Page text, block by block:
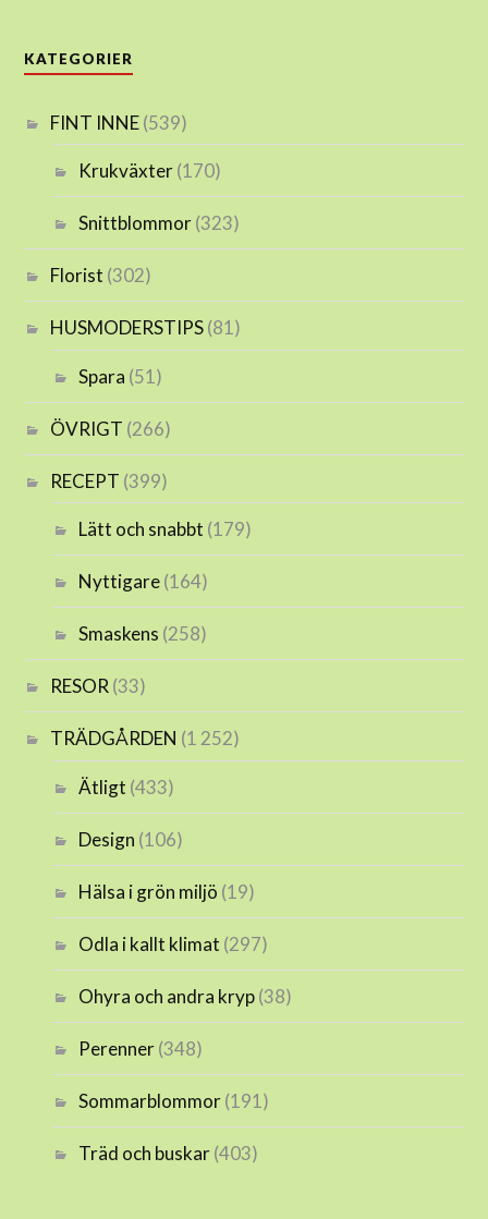
KATEGORIER
FINT INNE(539)
Krukväxter(170)
Snittblommor(323)
Florist (302)
HUSMODERSTIPS(81)
Spara (51)
ÖVRIGT (266)
RECEPT (399)
Lätt och snabbt (179)
Nyttigare(164)
Smaskens (258)
RESOR(33)
TRÄDGÅRDEN (1 252)
Ätligt (433)
Design (106)
Hälsa i grön miljö (19)
Odla i kallt klimat (297)
Ohyra och andra kryp(38)
Perenner(348)
Sommarblommor(191)
Träd och buskar(403)